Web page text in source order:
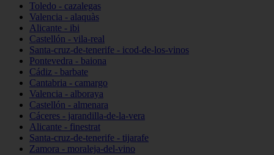
Toledo - cazalegas
Valencia - alaquàs
Alicante - ibi
Castellón - vila-real
Santa-cruz-de-tenerife - icod-de-los-vinos
Pontevedra - baiona
Cádiz - barbate
Cantabria - camargo
Valencia - alboraya
Castellón - almenara
Cáceres - jarandilla-de-la-vera
Alicante - finestrat
Santa-cruz-de-tenerife - tijarafe
Zamora - moraleja-del-vino